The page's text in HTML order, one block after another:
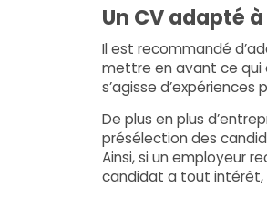
Un CV adapté
Il est recommandé
mettre en avant ce qui
s’agisse
De plus en plus
présélection des
Ainsi, si un employeur
candidat a tout intérêt,